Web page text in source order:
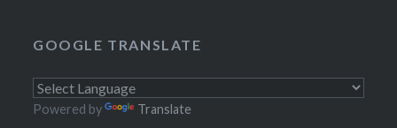
GOOGLE TRANSLATE
Powered by Translate